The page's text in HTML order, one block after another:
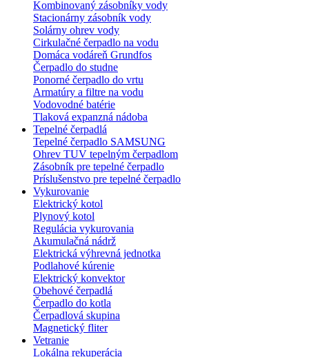
Kombinovaný zásobníky vody
Stacionárny zásobník vody
Solárny ohrev vody
Cirkulačné čerpadlo na vodu
Domáca vodáreň Grundfos
Čerpadlo do studne
Ponorné čerpadlo do vrtu
Armatúry a filtre na vodu
Vodovodné batérie
Tlaková expanzná nádoba
Tepelné čerpadlá
Tepelné čerpadlo SAMSUNG
Ohrev TUV tepelným čerpadlom
Zásobník pre tepelné čerpadlo
Príslušenstvo pre tepelné čerpadlo
Vykurovanie
Elektrický kotol
Plynový kotol
Regulácia vykurovania
Akumulačná nádrž
Elektrická výhrevná jednotka
Podlahové kúrenie
Elektrický konvektor
Obehové čerpadlá
Čerpadlo do kotla
Čerpadlová skupina
Magnetický fliter
Vetranie
Lokálna rekuperácia